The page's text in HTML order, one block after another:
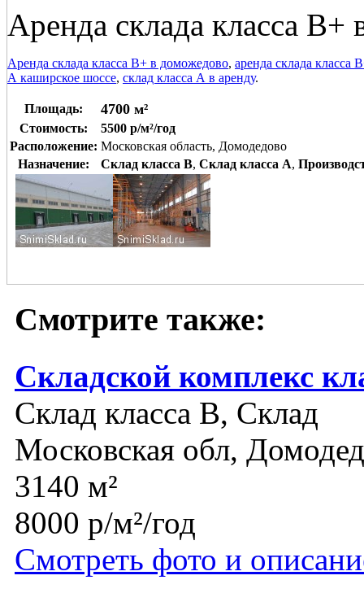
Аренда склада класса
Аренда склада класса В+ в доможедово, аренда склада класса
А каширское шоссе, склад класса А в аренду.
Площадь: 4700 м²
Стоимость:
5500 р/м²/год
Расположение: Московская область, Домодедово
Назначение:
Склад класса B, Склад класса A,
Смотрите также:
Складской комплекс
Склад класса B, Склад
Московская обл,
3140 м²
8000 р/м²/год
Смотреть фото и